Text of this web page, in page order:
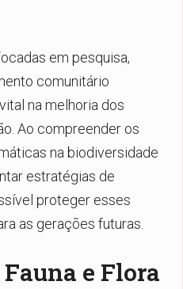
em pesquisa,
comunitário
na melhoria dos
Ao compreender os
na biodiversidade
estratégias de
proteger esses
as gerações futuras.
e Flora